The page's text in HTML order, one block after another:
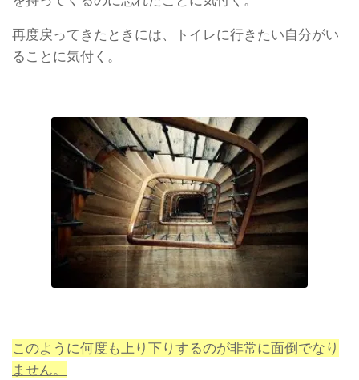
再度戻ってきたときには、トイレに行きたい自分がい
ることに気付く。
このように何度も上り下りするのが非常に面倒でなり
ません。